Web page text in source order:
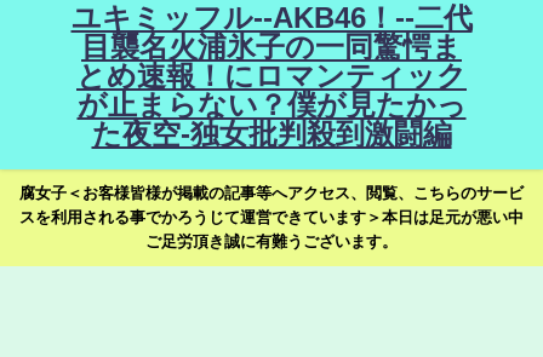
ユキミッフル--AKB46！--二代
目襲名火浦氷子の一同驚愕ま
とめ速報！にロマンティック
が止まらない？僕が見たかっ
た夜空-独女批判殺到激闘編
腐女子＜お客様皆様が掲載の記事等へアクセス、閲覧、こちらのサービ
スを利用される事でかろうじて運営できています＞本日は足元が悪い中
ご足労頂き誠に有難うございます。